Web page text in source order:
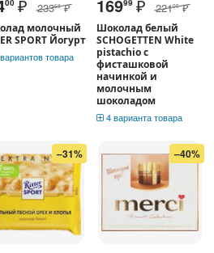
00 ₽ 23368 ₽
молочный
SPORT Йогурт
товара
16999 ₽ 22105 ₽
Шоколад белый
SCHOGETTEN White
pistachio с
фисташковой
начинкой и
молочным
шоколадом
4 варианта товара
–31% –40%